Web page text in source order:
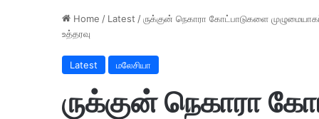
Home / Latest /ருக்குன் நெகாரா கோட்பாடுகளை முழுமையாகப்
உத்தரவு
Latest மலேசியா
ருக்குன் நெகாரா